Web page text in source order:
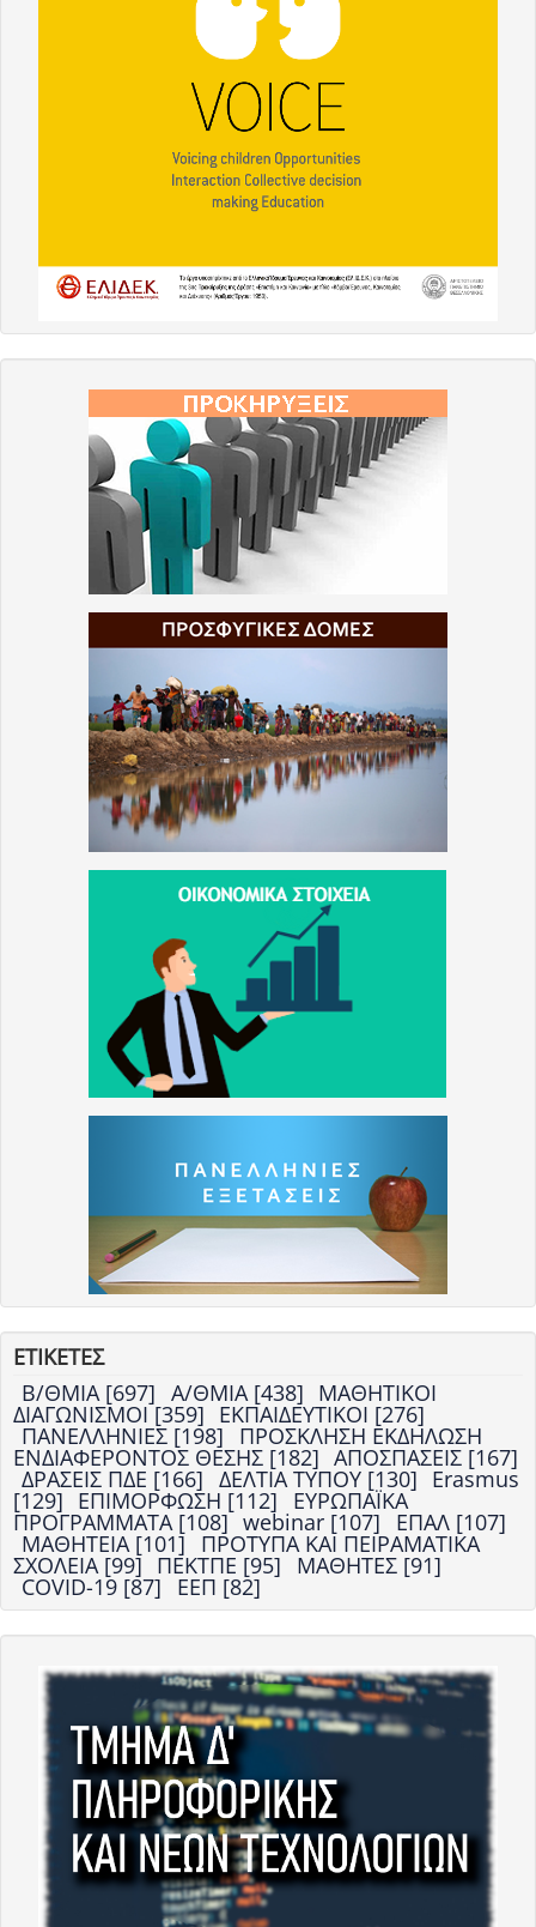
ΕΤΙΚΕΤΕΣ
Β/ΘΜΙΑ [697] Α/ΘΜΙΑ [438] ΜΑΘΗΤΙΚΟΙ
ΔΙΑΓΩΝΙΣΜΟΙ [359] ΕΚΠΑΙΔΕΥΤΙΚΟΙ [276]
ΠΑΝΕΛΛΗΝΙΕΣ [198] ΠΡΟΣΚΛΗΣΗ ΕΚΔΗΛΩΣΗ
ΕΝΔΙΑΦΕΡΟΝΤΟΣ ΘΕΣΗΣ [182] ΑΠΟΣΠΑΣΕΙΣ [167]
ΔΡΑΣΕΙΣ ΠΔΕ [166] ΔΕΛΤΙΑ ΤΥΠΟΥ [130] Erasmus
[129] ΕΠΙΜΟΡΦΩΣΗ [112] ΕΥΡΩΠΑΪΚΑ
ΠΡΟΓΡΑΜΜΑΤΑ [108] webinar [107] ΕΠΑΛ [107]
ΜΑΘΗΤΕΙΑ [101] ΠΡΟΤΥΠΑ ΚΑΙ ΠΕΙΡΑΜΑΤΙΚΑ
ΣΧΟΛΕΙΑ [99] ΠΕΚΤΠΕ [95] ΜΑΘΗΤΕΣ [91]
COVID-19 [87] ΕΕΠ [82]